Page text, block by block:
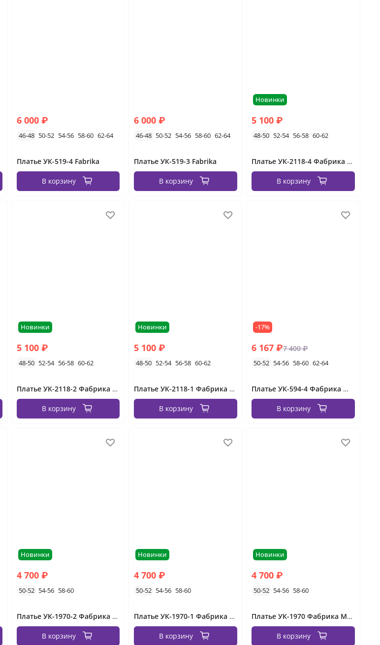
6 000 ₽
46-48 50-52 54-56 58-60 62-64
Платье УК-519-4 Fabrika
В корзину
6 000 ₽
46-48 50-52 54-56 58-60 62-64
Платье УК-519-3 Fabrika
В корзину
Новинки
5 100 ₽
48-50 52-54 56-58 60-62
Платье УК-2118-4 Фабрика Моды
В корзину
Новинки
5 100 ₽
48-50 52-54 56-58 60-62
Платье УК-2118-2 Фабрика Моды
В корзину
Новинки
5 100 ₽
48-50 52-54 56-58 60-62
Платье УК-2118-1 Фабрика Моды
В корзину
-17%
6 167 ₽7 400 ₽
50-52 54-56 58-60 62-64
Платье УК-594-4 Фабрика Моды
В корзину
Новинки
4 700 ₽
50-52 54-56 58-60
Платье УК-1970-2 Фабрика Моды
В корзину
Новинки
4 700 ₽
50-52 54-56 58-60
Платье УК-1970-1 Фабрика Моды
В корзину
Новинки
4 700 ₽
50-52 54-56 58-60
Платье УК-1970 Фабрика Моды
В корзину